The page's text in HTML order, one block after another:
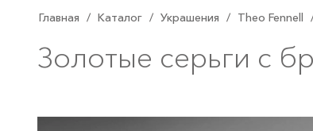
Главная / Каталог / Украшения / Theo Fennell
Золотые серьги с